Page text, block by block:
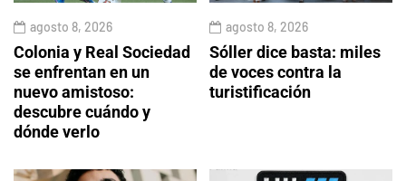
agosto 8, 2026
Colonia y Real Sociedad
se enfrentan en un
nuevo amistoso:
descubre cuándo y
dónde verlo
agosto 8, 2026
Sóller dice basta: miles
de voces contra la
turistificación